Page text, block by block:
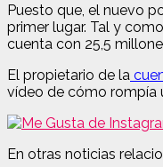
Puesto que, el nuevo
primer lugar. Tal y
cuenta con 25,5
El propietario de la
vídeo de cómo rompía
En otras noticias